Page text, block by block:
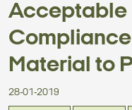
Acceptable
Material to
28-01-2019